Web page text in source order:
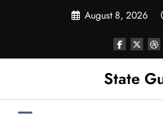
August 8, 2026
State